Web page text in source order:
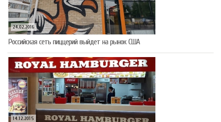
24.02.2016
Российская сеть пиццерий выйдет на рынок США
14.12.2015